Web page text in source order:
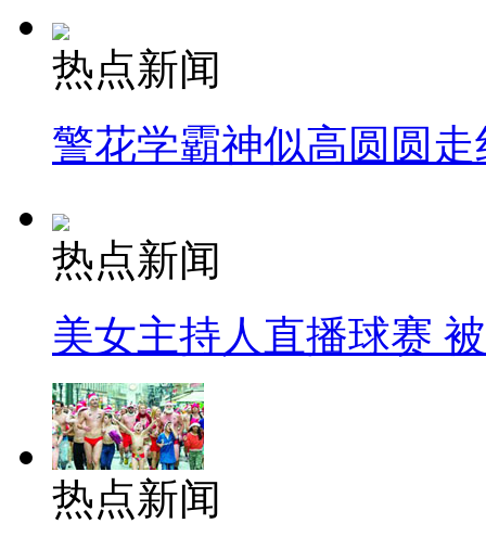
热点新闻
警花学霸神似高圆圆走
热点新闻
美女主持人直播球赛
热点新闻